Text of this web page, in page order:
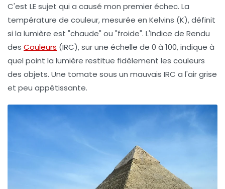
C'est LE sujet qui a causé mon premier échec. La
température de couleur, mesurée en Kelvins (K), définit
si la lumière est "chaude" ou "froide". L'Indice de Rendu
des Couleurs (IRC), sur une échelle de 0 à 100, indique à
quel point la lumière restitue fidèlement les couleurs
des objets. Une tomate sous un mauvais IRC a l'air grise
et peu appétissante.